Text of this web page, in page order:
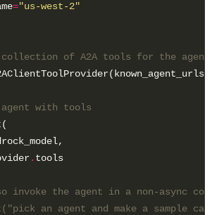
="us-west-2"
of A2A tools for the agent
=
with tools
.
invoke the agent in a non-async
an agent and make a sample